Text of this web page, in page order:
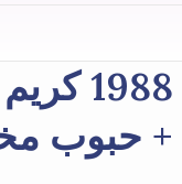
كي سيكريت